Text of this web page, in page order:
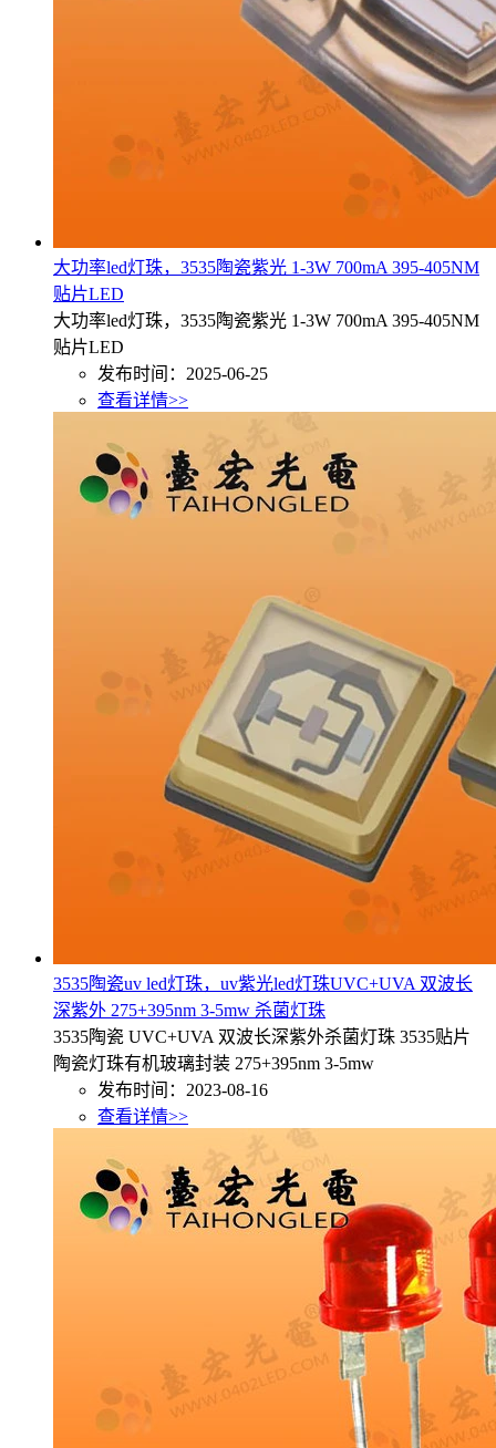
大功率led灯珠，3535陶瓷紫光 1-3W 700mA 395-405NM
贴片LED
大功率led灯珠，3535陶瓷紫光 1-3W 700mA 395-405NM
贴片LED
发布时间：2025-06-25
查看详情>>
3535陶瓷uv led灯珠，uv紫光led灯珠UVC+UVA 双波长
深紫外 275+395nm 3-5mw 杀菌灯珠
3535陶瓷 UVC+UVA 双波长深紫外杀菌灯珠 3535贴片
陶瓷灯珠有机玻璃封装 275+395nm 3-5mw
发布时间：2023-08-16
查看详情>>